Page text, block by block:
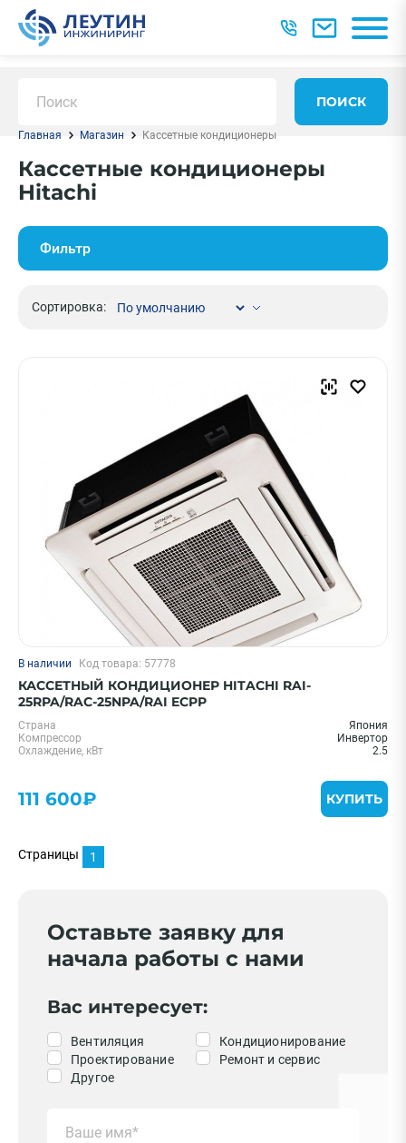
ПОИСК
Главная Магазин Кассетные кондиционеры
Кассетные кондиционеры
Hitachi
Фильтр
Цена 0 - 2000000 ₽
—
Охлаждение, кВт
20 м² - 2 кВт
25 м² - 2.6 кВт
55 м² - 5.5 кВт
Показать еще
Hisense
Daichi
Shuft
Страна
Китай
Сортировка:
В наличии Код товара: 57778
КАССЕТНЫЙ КОНДИЦИОНЕР HITACHI RAI-
25RPA/RAC-25NPA/RAI ECPP
Страна
Япония
Компрессор
Инвертор
Охлаждение, кВт
2.5
111 600₽ КУПИТЬ
Страницы 1
Оставьте заявку для
начала работы с нами
Вас интересует:
Вентиляция
Кондиционирование
Проектирование
Ремонт и сервис
Другое